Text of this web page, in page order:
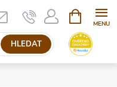
HLEDAT
NÁKUPNÍ
KOŠÍK